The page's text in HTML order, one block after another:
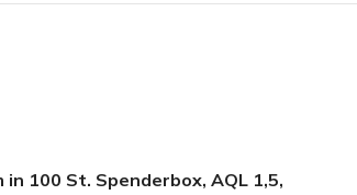
100 St. Spenderbox, AQL 1,5,